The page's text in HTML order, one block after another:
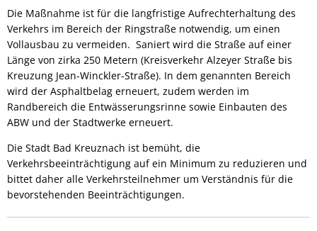
Die Maßnahme ist für die langfristige Aufrechterhaltung des
Verkehrs im Bereich der Ringstraße notwendig, um einen
Vollausbau zu vermeiden. Saniert wird die Straße auf einer
Länge von zirka 250 Metern (Kreisverkehr Alzeyer Straße bis
Kreuzung Jean-Winckler-Straße). In dem genannten Bereich
wird der Asphaltbelag erneuert, zudem werden im
Randbereich die Entwässerungsrinne sowie Einbauten des
ABW und der Stadtwerke erneuert.
Die Stadt Bad Kreuznach ist bemüht, die
Verkehrsbeeinträchtigung auf ein Minimum zu reduzieren und
bittet daher alle Verkehrsteilnehmer um Verständnis für die
bevorstehenden Beeinträchtigungen.